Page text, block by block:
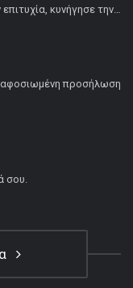
κυνήγησε την…
αφοσιωμένη προσήλωση
σου.